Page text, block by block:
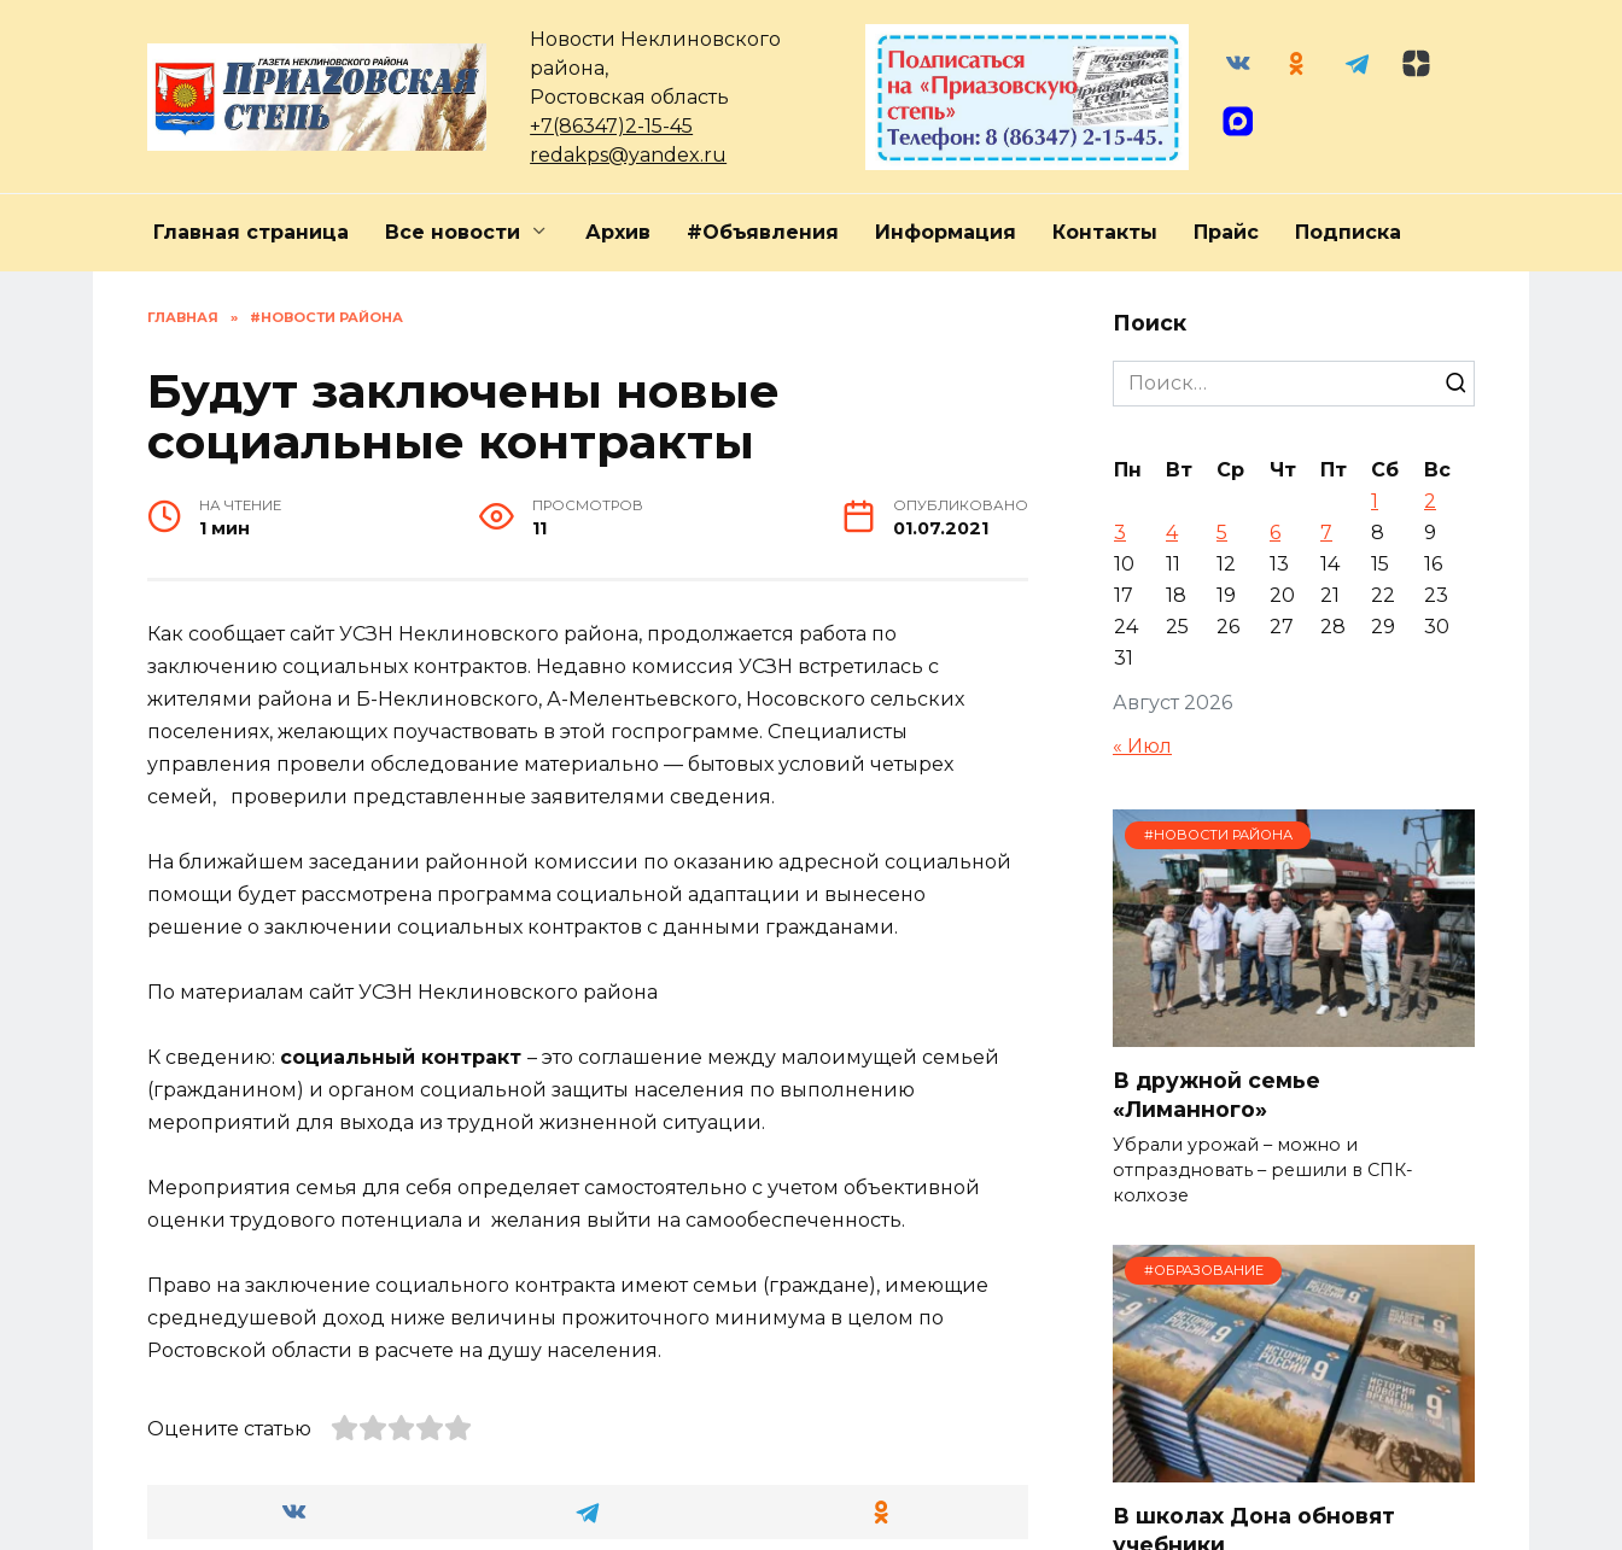
Новости Неклиновского
района,
Ростовская область
+7(86347)2-15-45
redakps@yandex.ru
Главная страница Все новости Архив #Объявления Информация Контакты Прайс Подписка
ГЛАВНАЯ » #НОВОСТИ РАЙОНА
Будут заключены новые
социальные контракты
НА ЧТЕНИЕ
1 мин
ПРОСМОТРОВ
11
ОПУБЛИКОВАНО
01.07.2021
Как сообщает сайт УСЗН Неклиновского района, продолжается работа по
заключению социальных контрактов. Недавно комиссия УСЗН встретилась с
жителями района и Б-Неклиновского, А-Мелентьевского, Носовского cельских
поселениях, желающих поучаствовать в этой госпрограмме. Специалисты
управления провели обследование материально — бытовых условий четырех
семей, проверили представленные заявителями сведения.
На ближайшем заседании районной комиссии по оказанию адресной социальной
помощи будет рассмотрена программа социальной адаптации и вынесено
решение о заключении социальных контрактов с данными гражданами.
По материалам сайт УСЗН Неклиновского района
К сведению: социальный контракт – это соглашение между малоимущей семьей
(гражданином) и органом социальной защиты населения по выполнению
мероприятий для выхода из трудной жизненной ситуации.
Мероприятия семья для себя определяет самостоятельно с учетом объективной
оценки трудового потенциала и желания выйти на самообеспеченность.
Право на заключение социального контракта имеют семьи (граждане), имеющие
среднедушевой доход ниже величины прожиточного минимума в целом по
Ростовской области в расчете на душу населения.
Оцените статью
Поиск
Search
for:
Август 2026
Пн Вт Ср Чт Пт Сб
Вс
1
2
3
4 5 6 7 8
9
10
11 12 13 14 15
16
17
18 19 20 21 22
23
24
25 26 27 28 29
30
31
« Июл
#НОВОСТИ РАЙОНА
В дружной семье
«Лиманного»
Убрали урожай – можно и
отпраздновать – решили в СПК-
колхозе
#ОБРАЗОВАНИЕ
В школах Дона обновят
учебники